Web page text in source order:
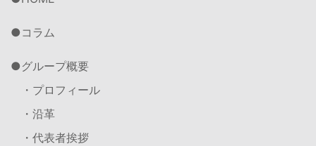
コラム
グループ概要
・プロフィール
・沿革
・代表者挨拶